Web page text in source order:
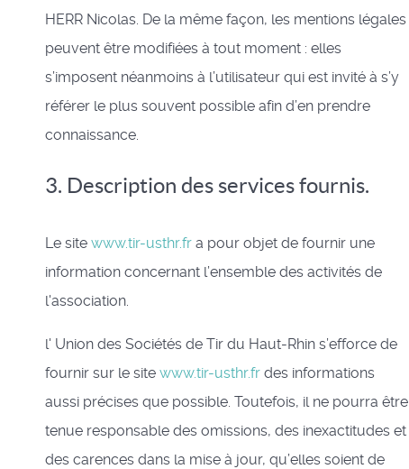
HERR Nicolas. De la même façon, les mentions légales
peuvent être modifiées à tout moment : elles
s’imposent néanmoins à l’utilisateur qui est invité à s’y
référer le plus souvent possible afin d’en prendre
connaissance.
3. Description des services fournis.
Le site www.tir-usthr.fr a pour objet de fournir une
information concernant l’ensemble des activités de
l'association.
l' Union des Sociétés de Tir du Haut-Rhin s’efforce de
fournir sur le site www.tir-usthr.fr des informations
aussi précises que possible. Toutefois, il ne pourra être
tenue responsable des omissions, des inexactitudes et
des carences dans la mise à jour, qu’elles soient de